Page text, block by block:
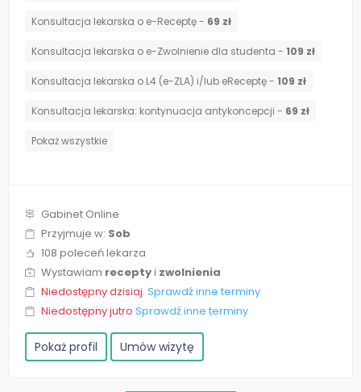
Konsultacja lekarska o e-Receptę - 69 zł
Konsultacja lekarska o e-Zwolnienie dla studenta - 109 zł
Konsultacja lekarska o L4 (e-ZLA) i/lub eReceptę - 109 zł
⁠Konsultacja lekarska: kontynuacja antykoncepcji - 69 zł
Pokaż wszystkie
Gabinet Online
Przyjmuje w: Sob
108 poleceń lekarza
Wystawiam receptyi zwolnienia
Niedostępny dzisiaj. Sprawdź inne terminy
Niedostępny jutro Sprawdź inne terminy
Pokaż profil Umów wizytę